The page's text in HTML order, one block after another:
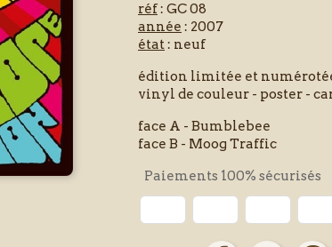
réf: GC 08
année : 2007
état: neuf
édition limitée et
vinyl de couleur - poster -
face A - Bumblebee
face B - Moog Traffic
Paiements 100% sécurisés